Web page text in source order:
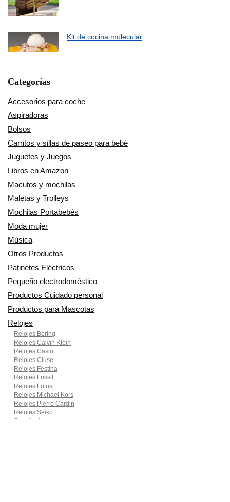
Kit de cocina molecular
Categorías
Accesorios para coche
Aspiradoras
Bolsos
Carritos y sillas de paseo para bebé
Juguetes y Juegos
Libros en Amazon
Macutos y mochilas
Maletas y Trolleys
Mochilas Portabebés
Moda mujer
Música
Otros Productos
Patinetes Eléctricos
Pequeño electrodoméstico
Productos Cuidado personal
Productos para Mascotas
Relojes
Relojes Bering
Relojes Calvin Klein
Relojes Casio
Relojes Cluse
Relojes Festina
Relojes Fossil
Relojes Lotus
Relojes Michael Kors
Relojes Pierre Cardin
Relojes Seiko
Smartwatches